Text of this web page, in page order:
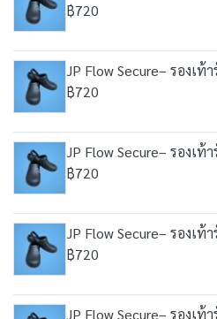
฿720
JP Flow Secure– รองเ
฿720
JP Flow Secure– รองเ
฿720
JP Flow Secure– รองเ
฿720
JP Flow Secure– รองเ